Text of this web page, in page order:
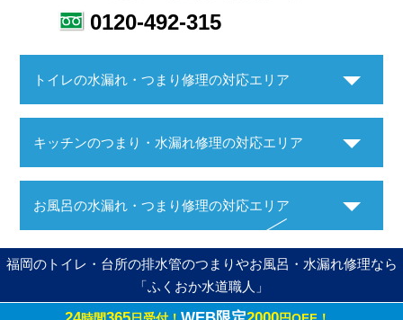
0120-492-315
トイレの水漏れ・つまり修理の対応エリア
キッチンのつまり・水漏れ修理の対応エリア
お風呂の水漏れ・つまり修理の対応エリア
福岡のトイレ・台所の排水管のつまりやお風呂・水漏れ修理なら
「ふくおか水道職人」